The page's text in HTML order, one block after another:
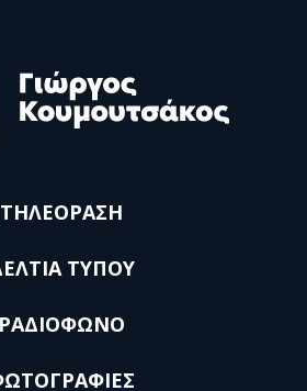
ΤΗΛΕΟΡΑΣΗ
ΤΥΠΟΥ
ΡΑΔΙΟΦΩΝΟ